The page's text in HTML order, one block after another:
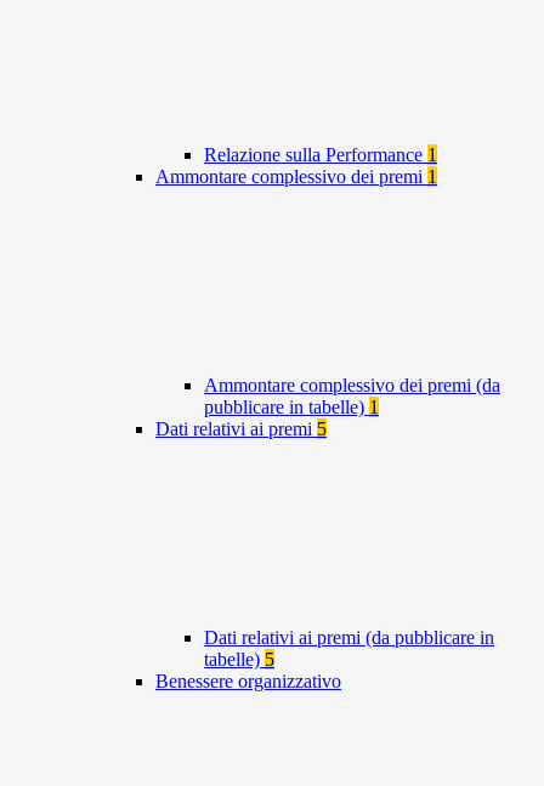
Relazione sulla Performance 1
Ammontare complessivo dei premi 1
Ammontare complessivo dei premi (da
pubblicare in tabelle) 1
Dati relativi ai premi 5
Dati relativi ai premi (da pubblicare in
tabelle) 5
Benessere organizzativo